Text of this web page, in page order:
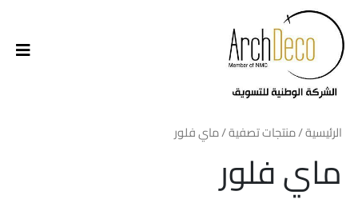
الرئيسية/منتجات تصفية/ ماي فلور
ماي فلور